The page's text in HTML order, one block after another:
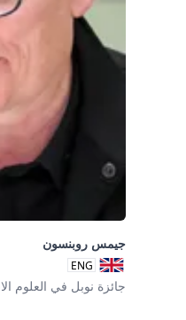
جيمس روبنسون
ENG
جائزة نوبل في العلوم